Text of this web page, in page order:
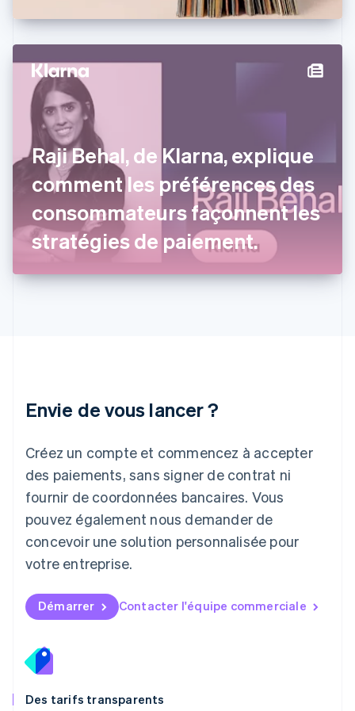
Raji Behal, de Klarna, explique
comment les préférences des
consommateurs façonnent les
stratégies de paiement.
Envie de vous lancer ?
Créez un compte et commencez à accepter
des paiements, sans signer de contrat ni
fournir de coordonnées bancaires. Vous
pouvez également nous demander de
concevoir une solution personnalisée pour
votre entreprise.
Démarrer Contacter l'équipe commerciale
Des tarifs transparents
English
États-Unis
Finlande
English Svenska
France
FrançaisEnglish
Gibraltar
English
Grèce
English
English
Inde
English
English
Deutsch English
Luxembourg
FrançaisDeutsch English
Malaisie
English 简体中文
Malte
English
EspañolEnglish
English
Nouvelle-Zélande
Pays-Bas
Nederlands
English